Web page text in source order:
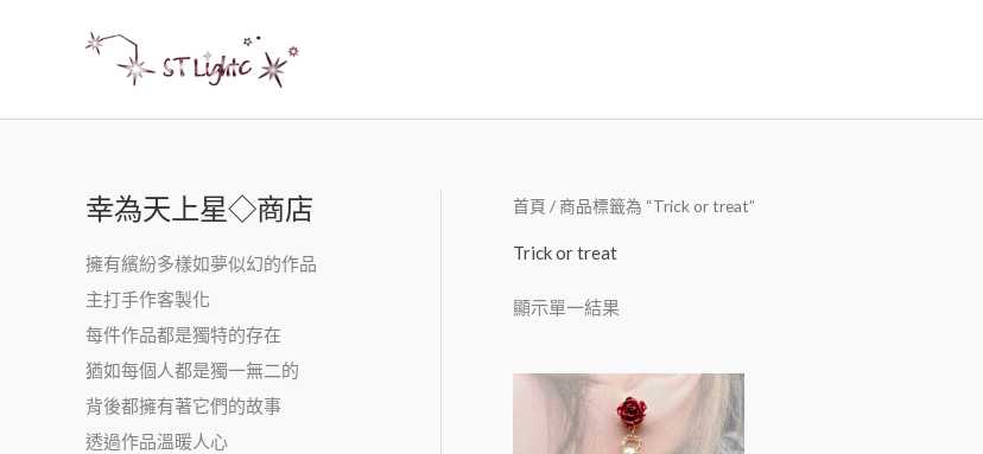
幸為天上星◇商店
擁有繽紛多樣如夢似幻的作品
主打手作客製化
每件作品都是獨特的存在
猶如每個人都是獨一無二的
背後都擁有著它們的故事
透過作品溫暖人心
首頁 / 商品標籤為 “Trick or treat”
Trick or treat
顯示單一結果